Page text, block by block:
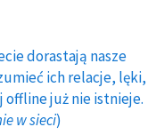
dorastają nasze
ich relacje, lęki,
offline już nie istnieje.
w sieci)